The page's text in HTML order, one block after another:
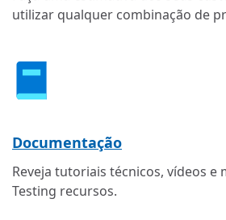
utilizar qualquer combinação de
Documentação
Reveja tutoriais técnicos, vídeos e
Testing recursos.